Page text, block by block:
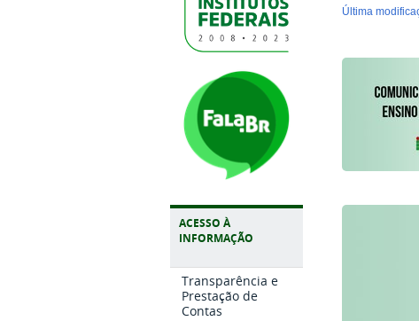
ACESSO À
INFORMAÇÃO
Transparência e
Prestação de
Contas
última